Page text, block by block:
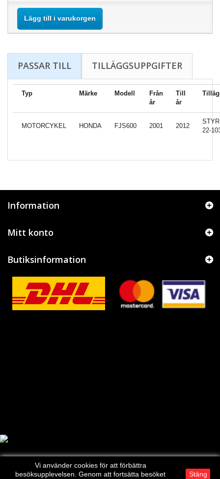
Lägg till i varukorgen
PASSAR TILL TILLÄGGSUPPGIFTER
Typ Märke Modell
Från
år
Till
år
MOTORCYKEL HONDA FJS600 2001 2012
22-
Information
Mitt konto
Butiksinformation
Vi använder cookies för att förbättra
besöksupplevelsen. Genom att fortsätta besöket
Stäng